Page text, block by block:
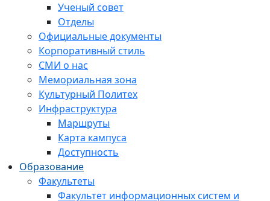
Ученый совет
Отделы
Официальные документы
Корпоративный стиль
СМИ о нас
Мемориальная зона
Культурный Политех
Инфраструктура
Маршруты
Карта кампуса
Доступность
Образование
Факультеты
Факультет информационных систем и